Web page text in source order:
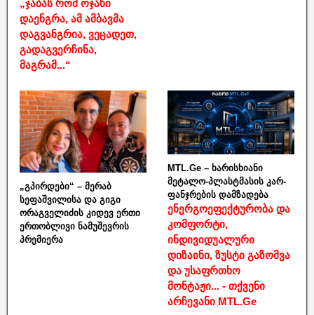
„ჯაბას რომ ოჯახი
დაენგრა, ამ ამბავმა
დაგვანგრია, ვეცადეთ,
გადაგვერჩინა,
მაგრამ...“
„გპირდები“ – მერაბ
სეფაშვილისა და გიგი
ორაგველიძის კიდევ ერთი
ერთობლივი ნამუშევრის
პრემიერა
MTL.Ge – ხარისხიანი
მეტალო-პლასტმასის კარ-
ფანჯრების დამზადება
ენერგოეფექტურობა და
კომფორტი,
ინდივიდუალური
დიზაინი, ზუსტი გაზომვა
და უსაფრთხო
მონტაჟი... - თქვენი
არჩევანი MTL.Ge